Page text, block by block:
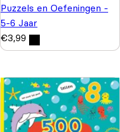
Puzzels en Oefeningen -
5-6 Jaar
€3,99